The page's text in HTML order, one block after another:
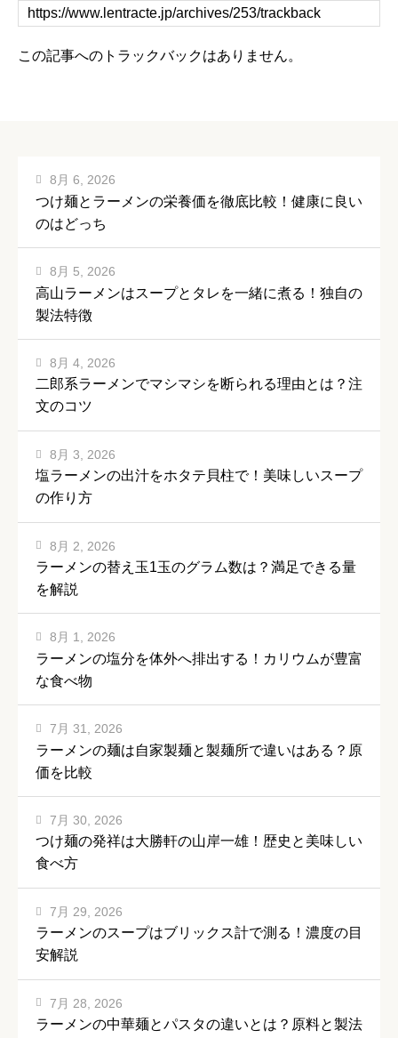
この記事へのトラックバックはありません。
つけ麺とラーメンの栄養価を徹底比較！健康に良い
のはどっち
8月 6, 2026
高山ラーメンはスープとタレを一緒に煮る！独自の
製法特徴
8月 5, 2026
二郎系ラーメンでマシマシを断られる理由とは？注
文のコツ
8月 4, 2026
塩ラーメンの出汁をホタテ貝柱で！美味しいスープ
の作り方
8月 3, 2026
ラーメンの替え玉1玉のグラム数は？満足できる量
を解説
8月 2, 2026
ラーメンの塩分を体外へ排出する！カリウムが豊富
な食べ物
8月 1, 2026
ラーメンの麺は自家製麺と製麺所で違いはある？原
価を比較
7月 31, 2026
つけ麺の発祥は大勝軒の山岸一雄！歴史と美味しい
食べ方
7月 30, 2026
ラーメンのスープはブリックス計で測る！濃度の目
安解説
7月 29, 2026
ラーメンの中華麺とパスタの違いとは？原料と製法
7月 28, 2026